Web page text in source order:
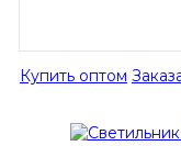
Купить оптом